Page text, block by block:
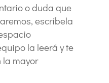
o duda que
escríbela
la leerá y te
la mayor